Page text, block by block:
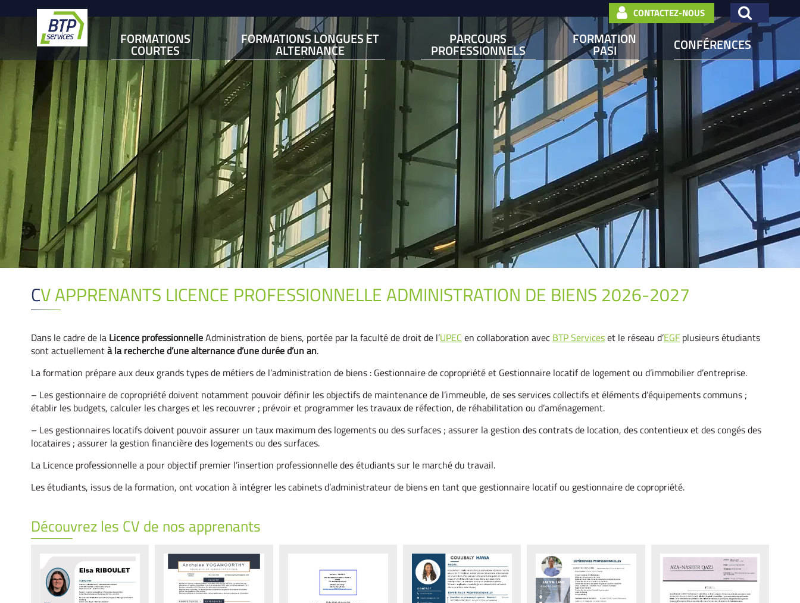
CONTACTEZ-NOUS
FORMATIONS
COURTES
FORMATIONS LONGUES ET
ALTERNANCE
PARCOURS
PROFESSIONNELS
FORMATION
PASI CONFÉRENCES
CV APPRENANTS LICENCE PROFESSIONNELLE ADMINISTRATION DE BIENS 2026-2027
Dans le cadre de la Licence professionnelleAdministration de biens, portée par la faculté de droit de l’UPEC en collaboration avec BTP Serviceset le réseau d’EGF plusieurs étudiants
sont actuellementà la recherche d’une alternance d’une durée d’un an.
La formation prépare aux deux grands types de métiers de l’administration de biens : Gestionnaire de copropriété et Gestionnaire locatif de logement ou d’immobilier d’entreprise.
– Les gestionnaire de copropriété doivent notamment pouvoir définir les objectifs de maintenance de l’immeuble, de ses services collectifs et éléments d’équipements communs ;
établir les budgets, calculer les charges et les recouvrer ; prévoir et programmer les travaux de réfection, de réhabilitation ou d’aménagement.
– Les gestionnaires locatifs doivent pouvoir assurer un taux maximum des logements ou des surfaces ; assurer la gestion des contrats de location, des contentieux et des congés des
locataires ; assurer la gestion financière des logements ou des surfaces.
La Licence professionnelle a pour objectif premier l’insertion professionnelle des étudiants sur le marché du travail.
Les étudiants, issus de la formation, ont vocation à intégrer les cabinets d’administrateur de biens en tant que gestionnaire locatif ou gestionnaire de copropriété.
Découvrez les CV de nos apprenants